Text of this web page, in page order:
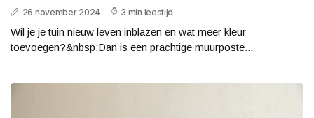
26 november 2024 3 min leestijd
Wil je je tuin nieuw leven inblazen en wat meer kleur
toevoegen?&nbsp;Dan is een prachtige muurposte...